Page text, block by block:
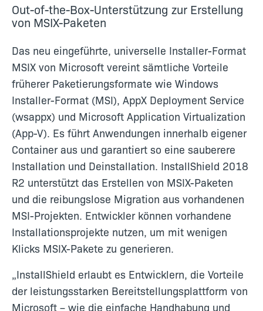
Out-of-the-Box-Unterstützung zur Erstellung
von MSIX-Paketen
Das neu eingeführte, universelle Installer-Format
MSIX von Microsoft vereint sämtliche Vorteile
früherer Paketierungsformate wie Windows
Installer-Format (MSI), AppX Deployment Service
(wsappx) und Microsoft Application Virtualization
(App-V). Es führt Anwendungen innerhalb eigener
Container aus und garantiert so eine sauberere
Installation und Deinstallation. InstallShield 2018
R2 unterstützt das Erstellen von MSIX-Paketen
und die reibungslose Migration aus vorhandenen
MSI-Projekten. Entwickler können vorhandene
Installationsprojekte nutzen, um mit wenigen
Klicks MSIX-Pakete zu generieren.
„InstallShield erlaubt es Entwicklern, die Vorteile
der leistungsstarken Bereitstellungsplattform von
Microsoft – wie die einfache Handhabung und